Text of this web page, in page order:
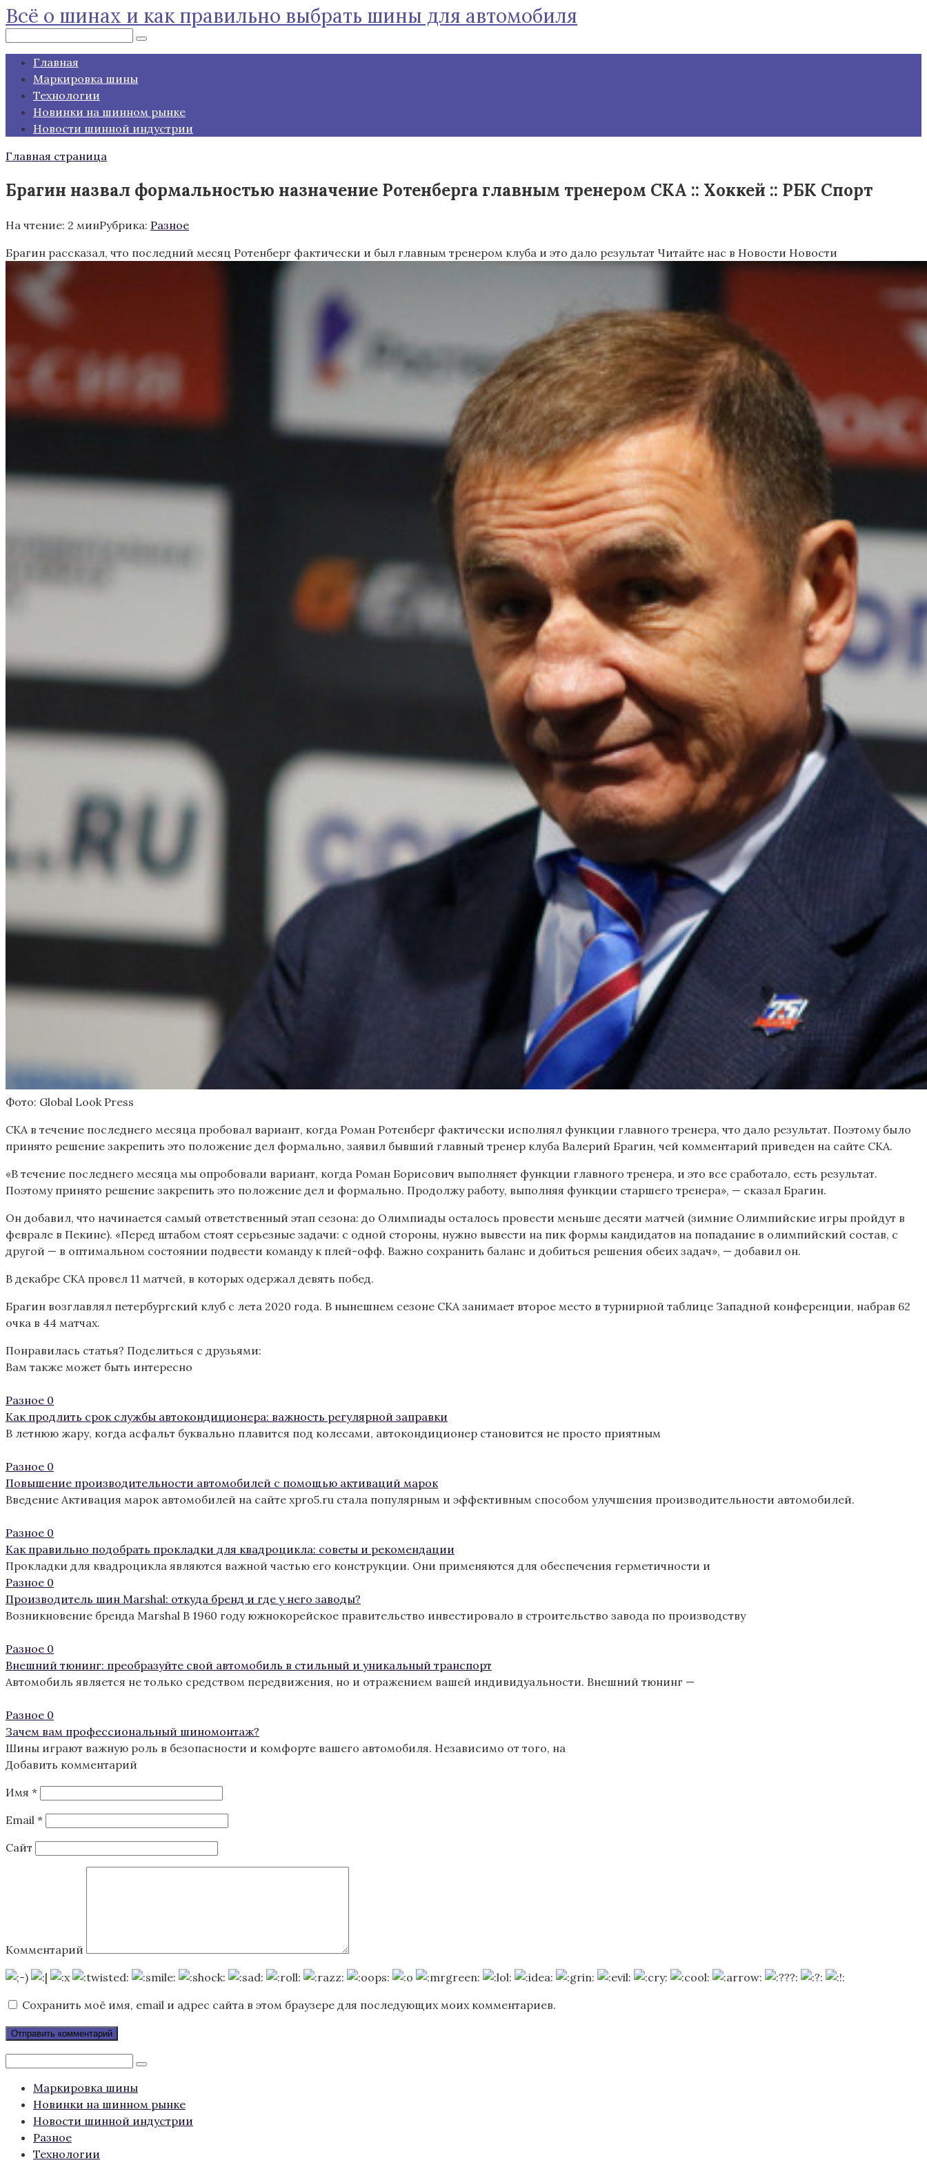
Перейти
к
контенту
Всё о шинах и как правильно выбрать шины для автомобиля
Главная
Маркировка шины
Технологии
Новинки на шинном рынке
Новости шинной индустрии
Главная страница
Брагин назвал формальностью назначение Ротенберга главным тренером СКА :: Хоккей :: РБК Спорт
На чтение: 2 минРубрика: Разное
Брагин рассказал, что последний месяц Ротенберг фактически и был главным тренером клуба и это дало результат Читайте нас в Новости Новости
Фото: Global Look Press
СКА в течение последнего месяца пробовал вариант, когда Роман Ротенберг фактически исполнял функции главного тренера, что дало результат. Поэтому было
принято решение закрепить это положение дел формально, заявил бывший главный тренер клуба Валерий Брагин, чей комментарий приведен на сайте СКА.
«В течение последнего месяца мы опробовали вариант, когда Роман Борисович выполняет функции главного тренера, и это все сработало, есть результат.
Поэтому принято решение закрепить это положение дел и формально. Продолжу работу, выполняя функции старшего тренера», — сказал Брагин.
Он добавил, что начинается самый ответственный этап сезона: до Олимпиады осталось провести меньше десяти матчей (зимние Олимпийские игры пройдут в
феврале в Пекине). «Перед штабом стоят серьезные задачи: с одной стороны, нужно вывести на пик формы кандидатов на попадание в олимпийский состав, с
другой — в оптимальном состоянии подвести команду к плей-офф. Важно сохранить баланс и добиться решения обеих задач», — добавил он.
В декабре СКА провел 11 матчей, в которых одержал девять побед.
Брагин возглавлял петербургский клуб с лета 2020 года. В нынешнем сезоне СКА занимает второе место в турнирной таблице Западной конференции, набрав 62
очка в 44 матчах.
Понравилась статья? Поделиться с друзьями:
Вам также может быть интересно
Разное 0
Как продлить срок службы автокондиционера: важность регулярной заправки
В летнюю жару, когда асфальт буквально плавится под колесами, автокондиционер становится не просто приятным
Разное 0
Повышение производительности автомобилей с помощью активаций марок
Введение Активация марок автомобилей на сайте xpro5.ru стала популярным и эффективным способом улучшения производительности автомобилей.
Разное 0
Как правильно подобрать прокладки для квадроцикла: советы и рекомендации
Прокладки для квадроцикла являются важной частью его конструкции. Они применяются для обеспечения герметичности и
Разное 0
Производитель шин Marshal: откуда бренд и где у него заводы?
Возникновение бренда Marshal В 1960 году южнокорейское правительство инвестировало в строительство завода по производству
Разное 0
Внешний тюнинг: преобразуйте свой автомобиль в стильный и уникальный транспорт
Автомобиль является не только средством передвижения, но и отражением вашей индивидуальности. Внешний тюнинг —
Разное 0
Зачем вам профессиональный шиномонтаж?
Шины играют важную роль в безопасности и комфорте вашего автомобиля. Независимо от того, на
Добавить комментарий
Имя *
Email *
Сайт
Комментарий
Сохранить моё имя, email и адрес сайта в этом браузере для последующих моих комментариев.
Поиск:
Маркировка шины
Новинки на шинном рынке
Новости шинной индустрии
Разное
Технологии